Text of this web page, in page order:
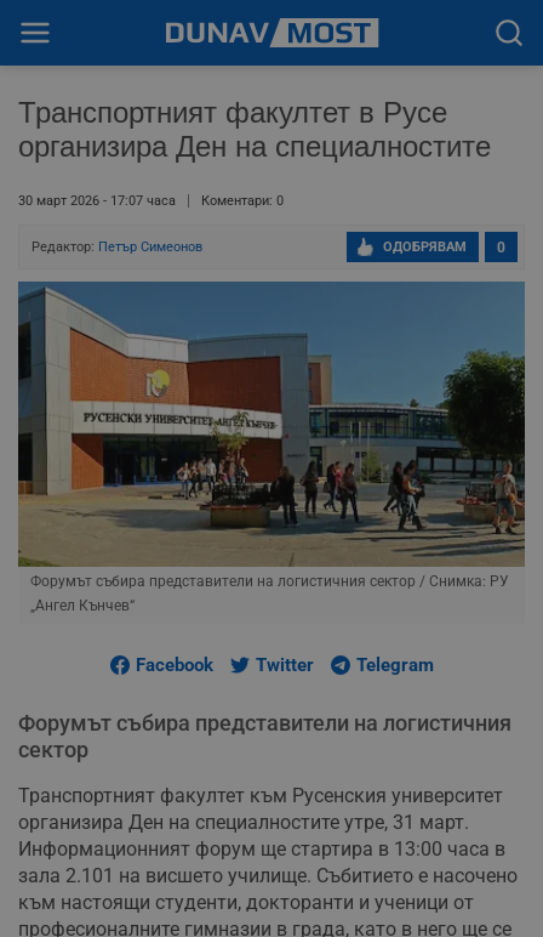
Транспортният факултет в Русе
организира Ден на специалностите
30 март 2026 - 17:07 часа Коментари: 0
Редактор: Петър Симеонов 0
ОДОБРЯВАМ
Форумът събира представители на логистичния сектор / Снимка: РУ
„Ангел Кънчев“
Facebook Twitter Telegram
Форумът събира представители на логистичния
сектор
Транспортният факултет към Русенския университет
организира Ден на специалностите утре, 31 март.
Информационният форум ще стартира в 13:00 часа в
зала 2.101 на висшето училище. Събитието е насочено
към настоящи студенти, докторанти и ученици от
професионалните гимназии в града, като в него ще се